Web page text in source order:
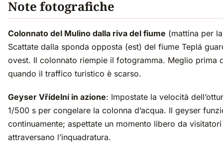
Note fotografiche
Colonnato del Mulino dalla riva del fiume (mattina per
Scattate dalla sponda opposta (est) del fiume Teplá
ovest. Il colonnato riempie il fotogramma. Meglio prima
quando il traffico turistico è scarso.
Geyser Vřídelní in azione: Impostate la velocità
1/500 s per congelare la colonna d’acqua. Il geyser
continuamente; aspettate un momento libero da
attraversano l’inquadratura.